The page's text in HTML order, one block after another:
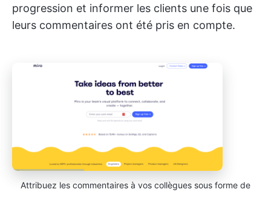
progression et informer les clients une fois que
leurs commentaires ont été pris en compte.
Attribuez les commentaires à vos collègues sous forme de